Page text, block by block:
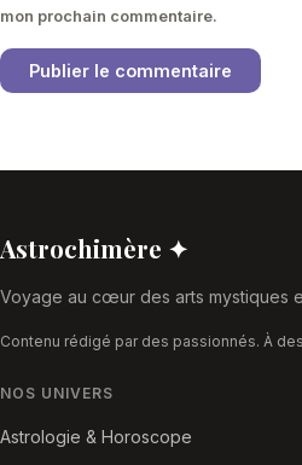
mon prochain commentaire.
Astrochimère ✦
Voyage au cœur des arts mystiques
Contenu rédigé par des passionnés. À
NOS UNIVERS
Astrologie & Horoscope